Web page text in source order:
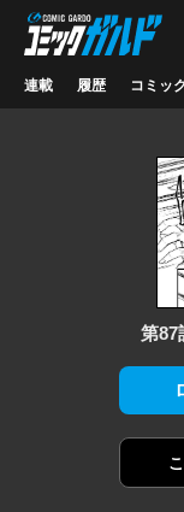
コミックガ
連載 履歴 コミッ
第87